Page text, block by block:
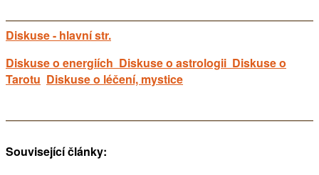
Diskuse - hlavní str.
Diskuse o energiích Diskuse o astrologii Diskuse o
Tarotu Diskuse o léčení, mystice
Související články: